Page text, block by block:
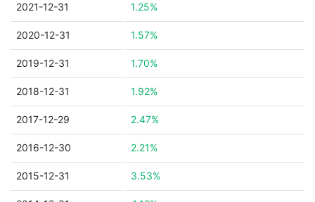
2021-12-31 1.25%
2020-12-31 1.57%
2019-12-31 1.70%
2018-12-31 1.92%
2017-12-29 2.47%
2016-12-30 2.21%
2015-12-31 3.53%